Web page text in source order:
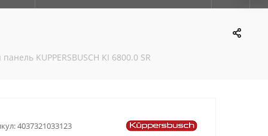
KUPPERSBUSCH KI 6800.0 SR
4037321033123